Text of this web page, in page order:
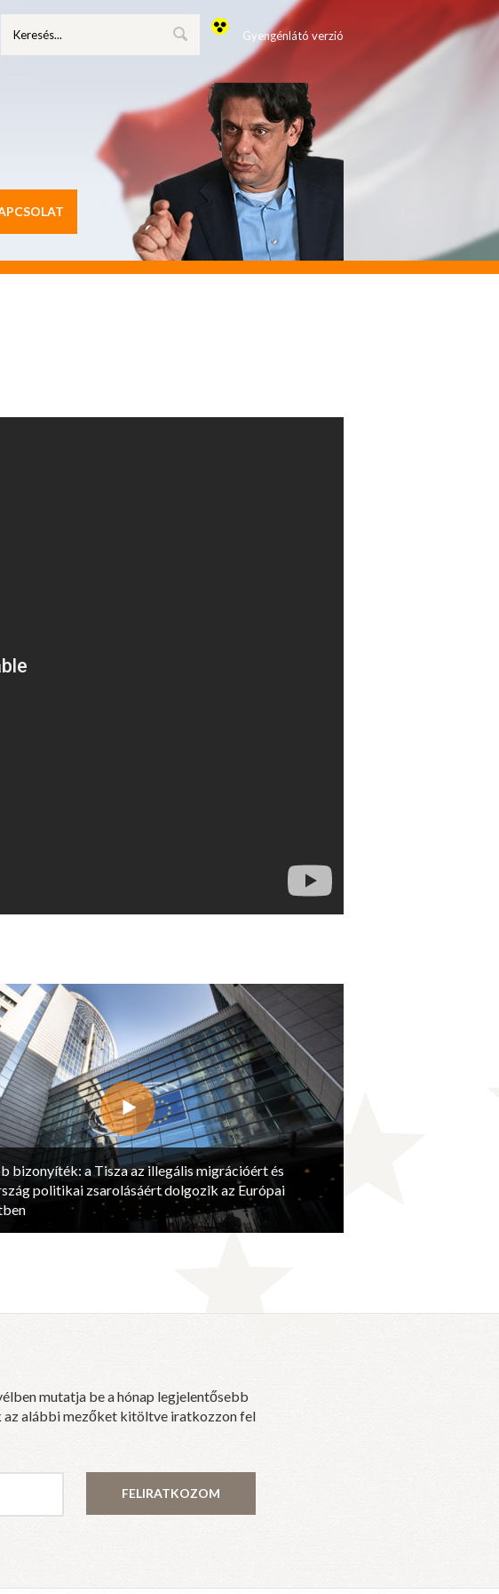
Gyengénlátó verzió
bizonyíték: a Tisza az illegális migrációért és
politikai zsarolásáért dolgozik az Európai
mutatja be a hónap legjelentősebb
az alábbi mezőket kitöltve iratkozzon fel
FELIRATKOZOM